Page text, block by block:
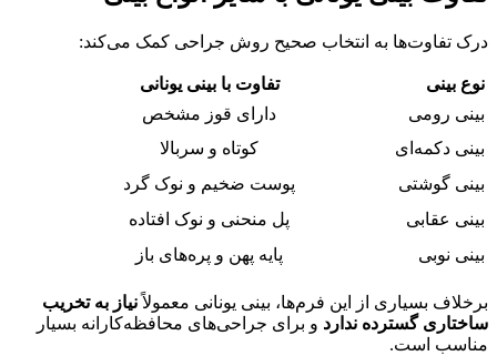
درک تفاوت‌ها به انتخاب صحیح روش جراحی کمک می‌کند:
نوع بینی
تفاوت با بینی یونانی
بینی رومی
دارای قوز مشخص
بینی دکمه‌ای
کوتاه و سربالا
بینی گوشتی
پوست ضخیم و نوک گرد
بینی عقابی
پل منحنی و نوک افتاده
بینی نوبی
پایه پهن و پره‌های باز
برخلاف بسیاری از این فرم‌ها، بینی یونانی معمولاًنیاز به تخریب
ساختاری گسترده ندارد و برای جراحی‌های محافظه‌کارانه بسیار
مناسب است.